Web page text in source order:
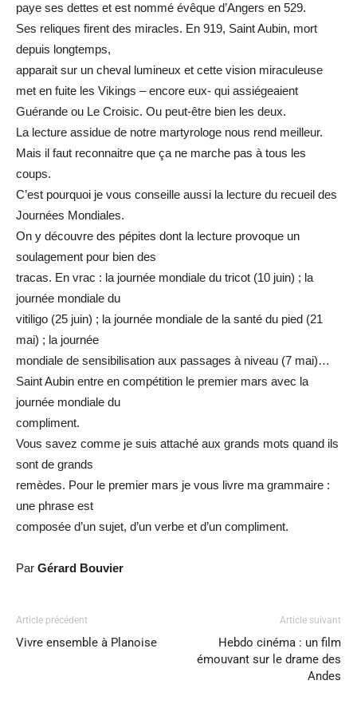
paye ses dettes et est nommé évêque d’Angers en 529.
Ses reliques firent des miracles. En 919, Saint Aubin, mort
depuis longtemps,
apparait sur un cheval lumineux et cette vision miraculeuse
met en fuite les Vikings – encore eux- qui assiégeaient
Guérande ou Le Croisic. Ou peut-être bien les deux.
La lecture assidue de notre martyrologe nous rend meilleur.
Mais il faut reconnaitre que ça ne marche pas à tous les
coups.
C’est pourquoi je vous conseille aussi la lecture du recueil des
Journées Mondiales.
On y découvre des pépites dont la lecture provoque un
soulagement pour bien des
tracas. En vrac : la journée mondiale du tricot (10 juin) ; la
journée mondiale du
vitiligo (25 juin) ; la journée mondiale de la santé du pied (21
mai) ; la journée
mondiale de sensibilisation aux passages à niveau (7 mai)…
Saint Aubin entre en compétition le premier mars avec la
journée mondiale du
compliment.
Vous savez comme je suis attaché aux grands mots quand ils
sont de grands
remèdes. Pour le premier mars je vous livre ma grammaire :
une phrase est
composée d’un sujet, d’un verbe et d’un compliment.
Par Gérard Bouvier
Article précédent
Vivre ensemble à Planoise
Article suivant
Hebdo cinéma : un film
émouvant sur le drame des
Andes